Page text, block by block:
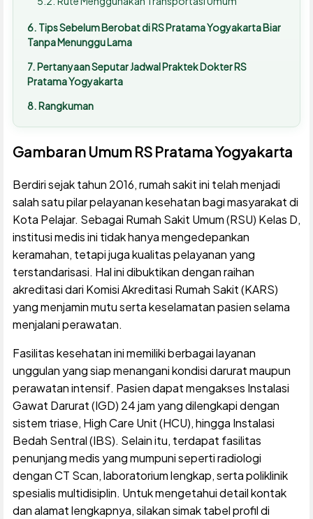
Tips Sebelum Berobat di RS Pratama Yogyakarta Biar
Tanpa Menunggu Lama
Pertanyaan Seputar Jadwal Praktek Dokter RS
Pratama Yogyakarta
Rangkuman
Gambaran Umum RS Pratama Yogyakarta
Berdiri sejak tahun 2016, rumah sakit ini telah menjadi
salah satu pilar pelayanan kesehatan bagi masyarakat di
Kota Pelajar. Sebagai Rumah Sakit Umum (RSU) Kelas D,
institusi medis ini tidak hanya mengedepankan
keramahan, tetapi juga kualitas pelayanan yang
terstandarisasi. Hal ini dibuktikan dengan raihan
akreditasi dari Komisi Akreditasi Rumah Sakit (KARS)
yang menjamin mutu serta keselamatan pasien selama
menjalani perawatan.
Fasilitas kesehatan ini memiliki berbagai layanan
unggulan yang siap menangani kondisi darurat maupun
perawatan intensif. Pasien dapat mengakses Instalasi
Gawat Darurat (IGD) 24 jam yang dilengkapi dengan
sistem triase, High Care Unit (HCU), hingga Instalasi
Bedah Sentral (IBS). Selain itu, terdapat fasilitas
penunjang medis yang mumpuni seperti radiologi
dengan CT Scan, laboratorium lengkap, serta poliklinik
spesialis multidisiplin. Untuk mengetahui detail kontak
dan alamat lengkapnya, silakan simak tabel profil di